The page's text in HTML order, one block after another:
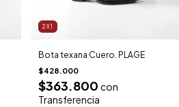
2X1
Bota texana Cuero. PLAGE
$428.000
$363.800 con
Transferencia